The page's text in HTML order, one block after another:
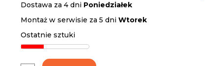
Dostawa za 4 dni Poniedziałek
Montaż w serwisie za 5 dniWtorek
Ostatnie sztuki